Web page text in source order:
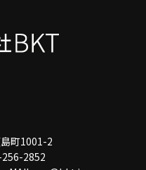
町1001-2
256-2852